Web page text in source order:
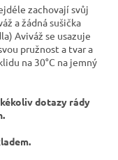
zachovají svůj
a žádná sušička
Aviváž se usazuje
pružnost a tvar a
na 30°C na jemný
dotazy rády